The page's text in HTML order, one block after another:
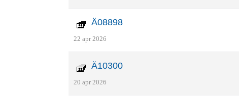
Ä08898
22 apr 2026
Ä10300
20 apr 2026